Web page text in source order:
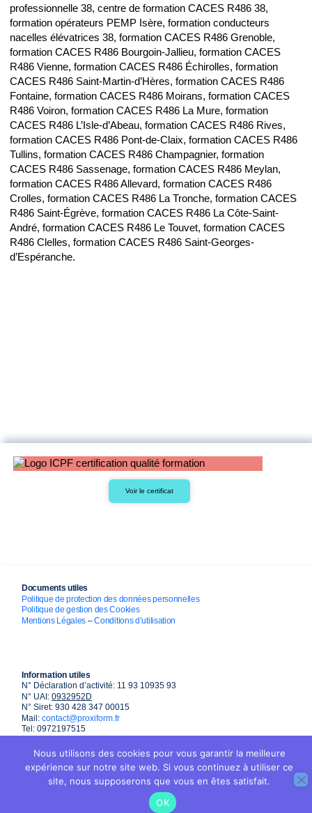
professionnelle 38, centre de formation CACES R486 38,
formation opérateurs PEMP Isère, formation conducteurs
nacelles élévatrices 38, formation CACES R486 Grenoble,
formation CACES R486 Bourgoin-Jallieu, formation CACES
R486 Vienne, formation CACES R486 Échirolles, formation
CACES R486 Saint-Martin-d’Hères, formation CACES R486
Fontaine, formation CACES R486 Moirans, formation CACES
R486 Voiron, formation CACES R486 La Mure, formation
CACES R486 L’Isle-d’Abeau, formation CACES R486 Rives,
formation CACES R486 Pont-de-Claix, formation CACES R486
Tullins, formation CACES R486 Champagnier, formation
CACES R486 Sassenage, formation CACES R486 Meylan,
formation CACES R486 Allevard, formation CACES R486
Crolles, formation CACES R486 La Tronche, formation CACES
R486 Saint-Égrève, formation CACES R486 La Côte-Saint-
André, formation CACES R486 Le Touvet, formation CACES
R486 Clelles, formation CACES R486 Saint-Georges-
d’Espéranche.
Voir le certificat
Documents utiles
Politique de protection des données personnelles
Politique de gestion des Cookies
Mentions Légales –Conditions d’utilisation
Information utiles
N° Déclaration d’activité: 11 93 10935 93
N° UAI: 0932952D
N° Siret: 930 428 347 00015
Mail: contact@proxiform.fr
Tel: 0972197515
Nous utilisons des cookies pour vous garantir la meilleure
expérience sur notre site web. Si vous continuez à utiliser ce
site, nous supposerons que vous en êtes satisfait.
OK